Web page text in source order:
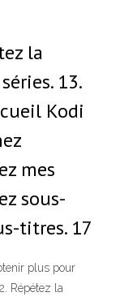
la
13.
Kodi
mes
sous-
titres. 17
plus pour
Répétez la